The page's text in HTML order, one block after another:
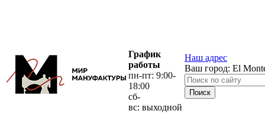
График
работы
пн-пт: 9:00-
18:00
сб-
вс: выходной
Наш адрес
Ваш город: El